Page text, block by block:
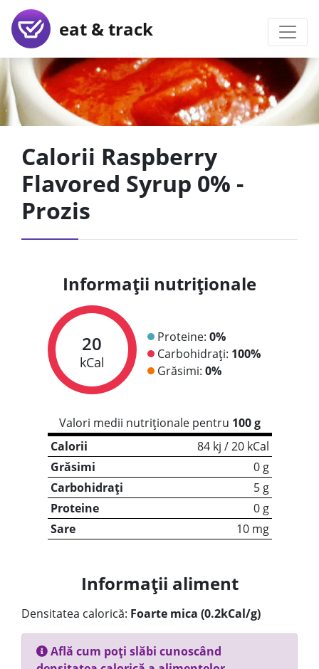
eat & track
Calorii Raspberry
Flavored Syrup 0% -
Prozis
Informații nutriționale
20
kCal
Proteine: 0%
Carbohidrați: 100%
Grăsimi: 0%
Valori medii nutriționale pentru 100 g
Calorii
84 kj / 20 kCal
Grăsimi
0 g
Carbohidrați
5 g
Proteine
0 g
Sare
10 mg
Informații aliment
Densitatea calorică: Foarte mica (0.2kCal/g)
Află cum poți slăbi cunoscând